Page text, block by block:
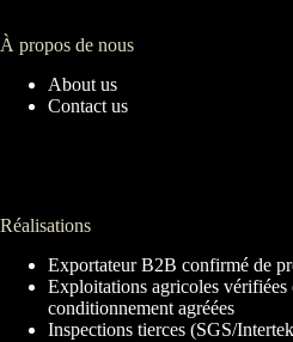
À propos de nous
About us
Contact us
Réalisations
Exportateur B2B confirmé de
Exploitations agricoles vérifiées
conditionnement agréées
Inspections tierces (SGS/